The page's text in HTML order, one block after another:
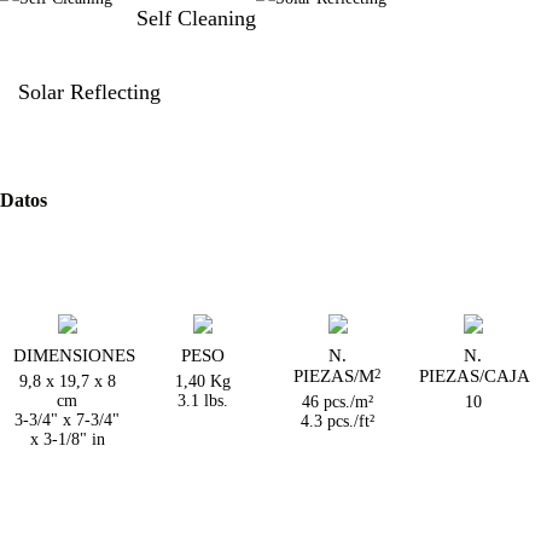
Self Cleaning
Solar Reflecting
Datos
DIMENSIONES
9,8 x 19,7 x 8
cm
3-3/4" x 7-3/4"
x 3-1/8" in
PESO
1,40 Kg
3.1 lbs.
N.
PIEZAS/M2
46 pcs./m²
4.3 pcs./ft²
N.
PIEZAS/CAJA
10